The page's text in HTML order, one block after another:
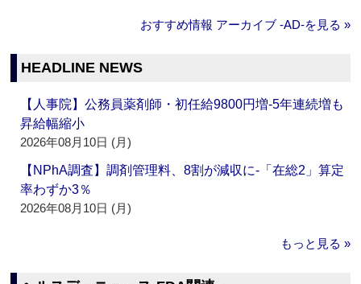
おすすめ情報 アーカイブ ‐AD‐を見る »
HEADLINE NEWS
【人事院】公務員薬剤師・初任給9800円増‐5年連続増も
昇給幅縮小
2026年08月10日 (月)
【NPhA調査】調剤管理料、8割が減収に‐「在総2」算定
率わずか3％
2026年08月10日 (月)
もっと見る »